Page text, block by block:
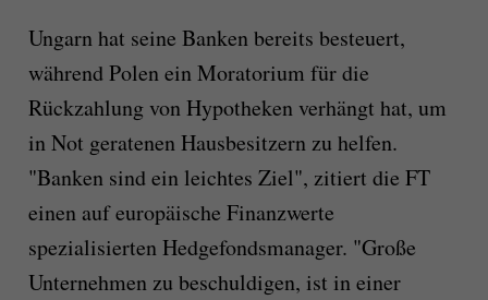
Ungarn hat seine Banken bereits besteuert,
während Polen ein Moratorium für die
Rückzahlung von Hypotheken verhängt hat, um
in Not geratenen Hausbesitzern zu helfen.
"Banken sind ein leichtes Ziel", zitiert die FT
einen auf europäische Finanzwerte
spezialisierten Hedgefondsmanager. "Große
Unternehmen zu beschuldigen, ist in einer